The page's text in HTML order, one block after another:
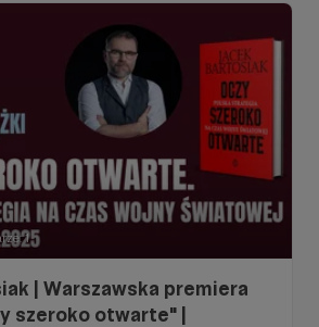
1
| Warszawska premiera
szeroko otwarte" |